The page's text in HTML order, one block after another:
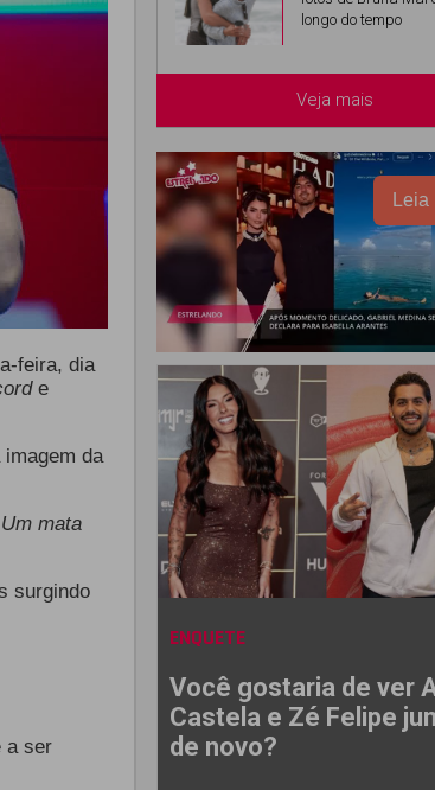
feira, dia
e
da
mata
surgindo
a ser
longo do tempo
Veja mais
Leia
ENQUETE
Você gostaria de ver
Castela e Zé Felipe
de novo?